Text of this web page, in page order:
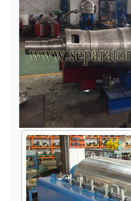
Pdc-
24
620
Pdc-
28HH